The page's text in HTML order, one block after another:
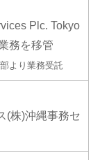
Plc. Tokyo
務を移管
より業務受託
(株)沖縄事務セ